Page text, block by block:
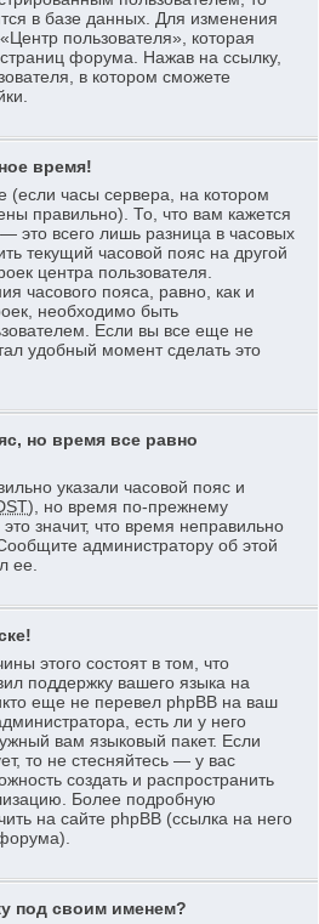
в базе данных. Для изменения
пользователя», которая
форума. Нажав на ссылку,
в котором сможете
время!
часы сервера, на котором
правильно). То, что вам кажется
это всего лишь разница в часовых
текущий часовой пояс на другой
центра пользователя.
часового пояса, равно, как и
необходимо быть
Если вы все еще не
удобный момент сделать это
но время все равно
указали часовой пояс и
), но время по-прежнему
значит, что время неправильно
администратору об этой
ее.
этого состоят в том, что
поддержку вашего языка на
еще не перевел phpBB на ваш
есть ли у него
вам языковый пакет. Если
то не стесняйтесь — у вас
создать и распространить
Более подробную
на сайте phpBB (ссылка на него
под своим именем?